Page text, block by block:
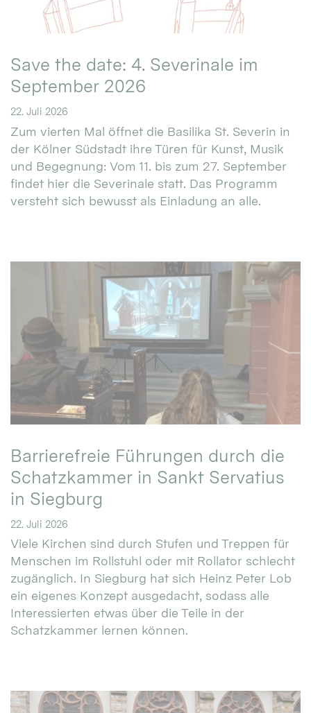
Save the date: 4. Severinale im
September 2026
22. Juli 2026
Zum vierten Mal öffnet die Basilika St. Severin in
der Kölner Südstadt ihre Türen für Kunst, Musik
und Begegnung: Vom 11. bis zum 27. September
findet hier die Severinale statt. Das Programm
versteht sich bewusst als Einladung an alle.
Barrierefreie Führungen durch die
Schatzkammer in Sankt Servatius
in Siegburg
22. Juli 2026
Viele Kirchen sind durch Stufen und Treppen für
Menschen im Rollstuhl oder mit Rollator schlecht
zugänglich. In Siegburg hat sich Heinz Peter Lob
ein eigenes Konzept ausgedacht, sodass alle
Interessierten etwas über die Teile in der
Schatzkammer lernen können.